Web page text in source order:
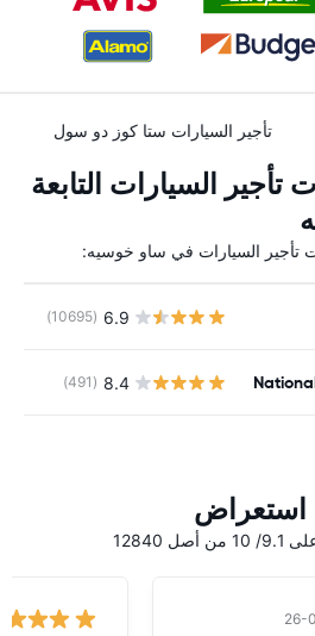
تأجير السيارات ستا كوز دو سول
السيارات التابعة
تأجير السيارات في ساو خوسيه:
6.9
(10695)
8.4
(491)
استعراض
12840
26-